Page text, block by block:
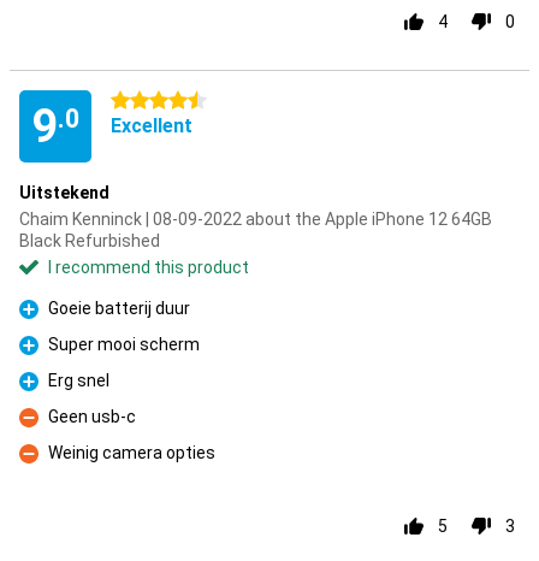
4 0
9.0
4.5 stars
Excellent
Uitstekend
Chaim Kenninck | 08-09-2022 about the Apple iPhone 12 64GB
Black Refurbished
I recommend this product
Pro
Goeie batterij duur
Pro
Super mooi scherm
Pro
Erg snel
Con
Geen usb-c
Con
Weinig camera opties
5 3